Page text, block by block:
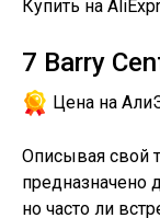
Купить на
7 Barry
Цена на
Описывая свой
предназначено
но часто ли